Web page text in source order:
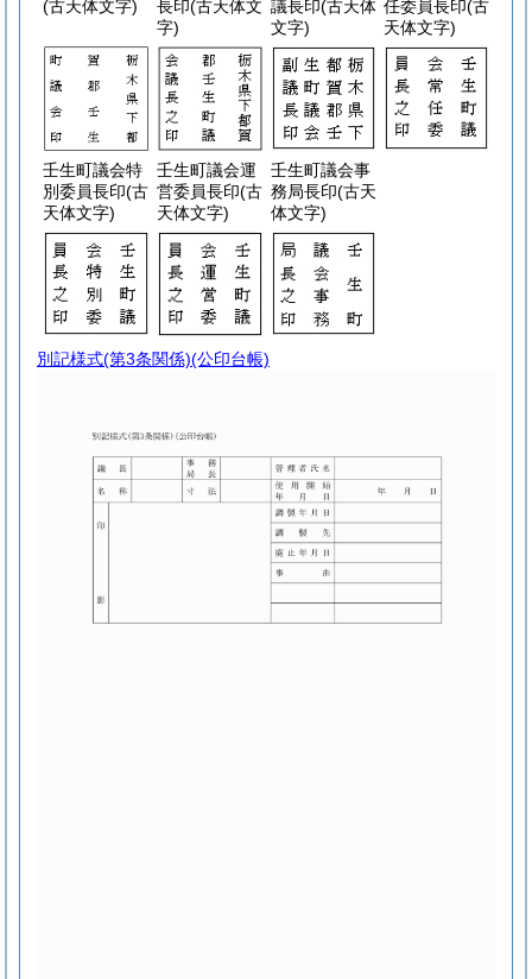
(古天体文字)
長印(古天体文
字)
議長印(古天体
文字)
任委員長印(古
天体文字)
壬生町議会特
別委員長印(古
天体文字)
壬生町議会運
営委員長印(古
天体文字)
壬生町議会事
務局長印(古天
体文字)
別記様式(第3条関係)(公印台帳)